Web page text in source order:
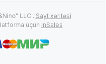
LLC . Sayt xəritəsi
üçün InSales